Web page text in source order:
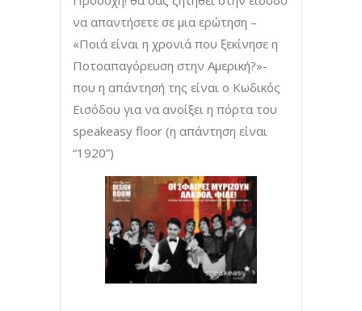
να απαντήσετε σε μια ερώτηση –
«Ποιά είναι η χρονιά που ξεκίνησε η
Ποτοαπαγόρευση στην Αμερική?»-
που η απάντησή της είναι ο Κωδικός
Εισόδου για να ανοίξει η πόρτα του
speakeasy floor (η απάντηση είναι
“1920”)